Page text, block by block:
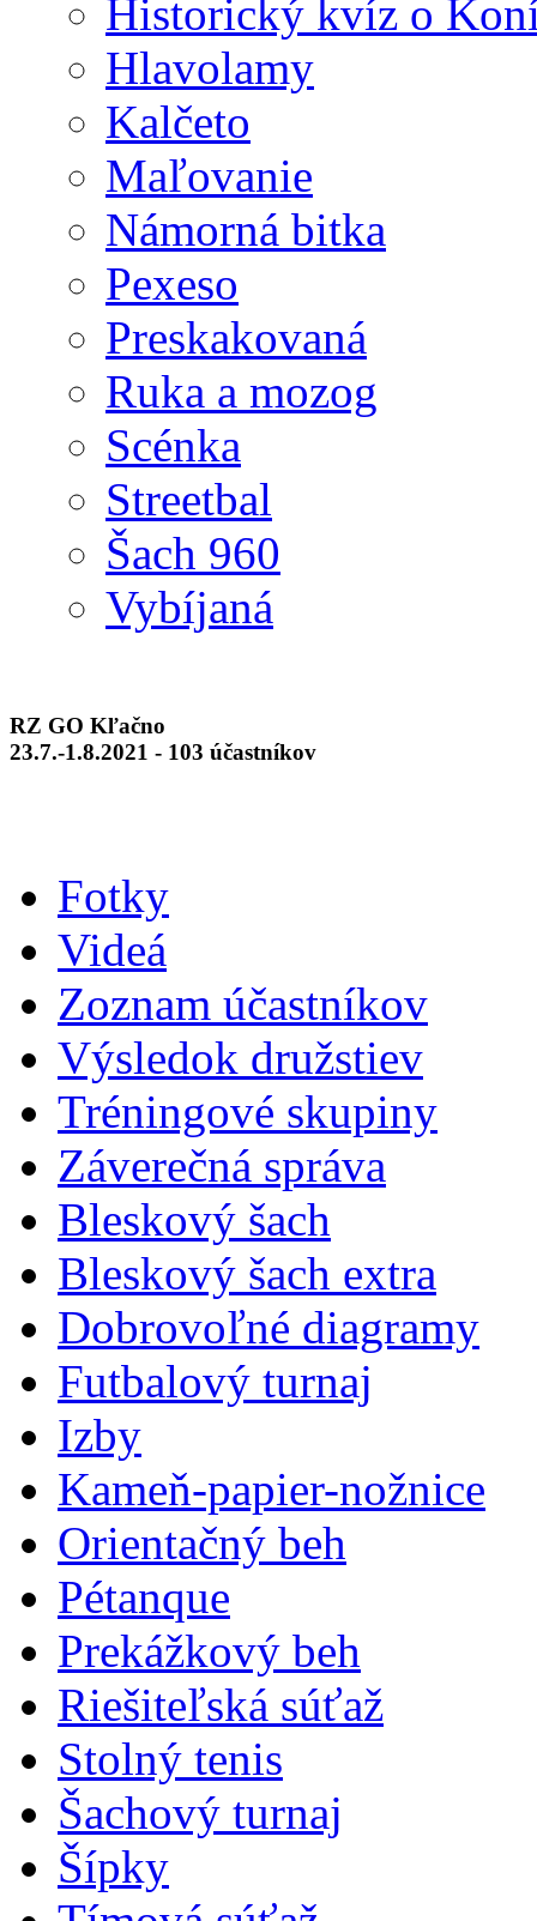
Historický kvíz o
Hlavolamy
Kalčeto
Maľovanie
Námorná bitka
Pexeso
Preskakovaná
Ruka a mozog
Scénka
Streetbal
Šach 960
Vybíjaná
RZ GO Kľačno
23.7.-1.8.2021 - 103 účastníkov
Fotky
Videá
Zoznam účastníkov
Výsledok družstiev
Tréningové skupiny
Záverečná správa
Bleskový šach
Bleskový šach extra
Dobrovoľné diagramy
Futbalový turnaj
Izby
Kameň-papier-nožnice
Orientačný beh
Pétanque
Prekážkový beh
Riešiteľská súťaž
Stolný tenis
Šachový turnaj
Šípky